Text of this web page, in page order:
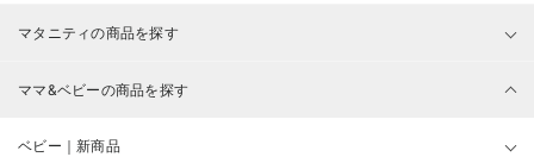
マタニティの商品を探す
ママ&ベビーの商品を探す
ベビー｜新商品